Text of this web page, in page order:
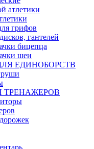
атлетики
грифов
гантелей
бицепца
шеи
ЕДИНОБОРСТВ
ТРЕНАЖЕРОВ